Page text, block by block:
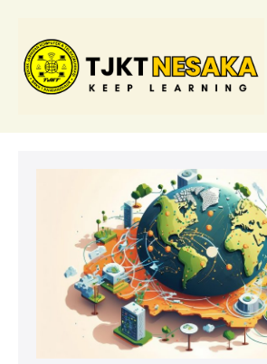
konten
Internet?